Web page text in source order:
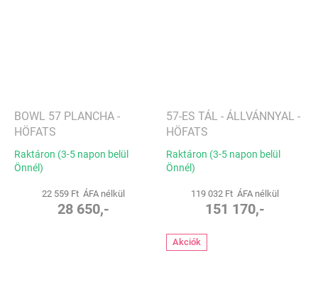
BOWL 57 PLANCHA -
HÖFATS
Raktáron (3-5 napon belül
Önnél)
22 559 Ft ÁFA nélkül
28 650,-
57-ES TÁL - ÁLLVÁNNYAL -
HÖFATS
Raktáron (3-5 napon belül
Önnél)
119 032 Ft ÁFA nélkül
151 170,-
Akciók